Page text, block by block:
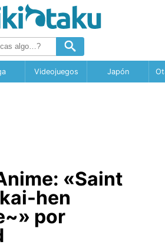
Videojuegos Japón
«Saint
hen
por